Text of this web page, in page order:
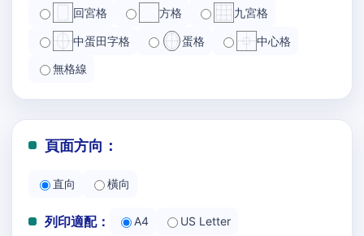
回宮格 方格 九宮格
中蛋田字格 蛋格 中心格
無格線
頁面方向：
直向 橫向
列印適配： A4 US Letter